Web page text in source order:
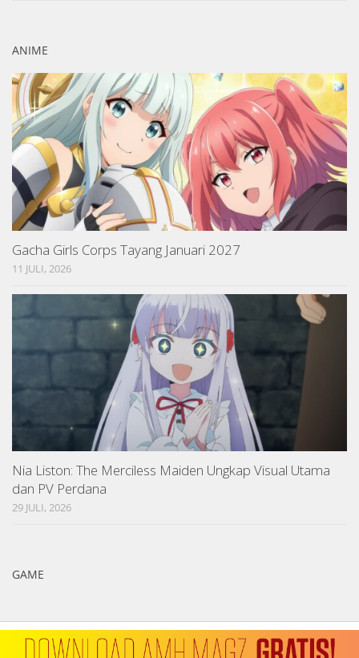
ANIME
Gacha Girls Corps Tayang Januari 2027
11 JULI, 2026
Nia Liston: The Merciless Maiden Ungkap Visual Utama
dan PV Perdana
29 JULI, 2026
GAME